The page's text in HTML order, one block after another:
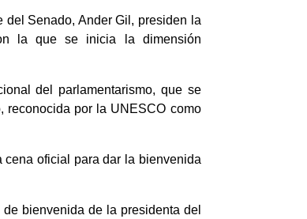
del Senado, Ander Gil, presiden la
la que se inicia la dimensión
del parlamentarismo, que se
reconocida por la UNESCO como
cena oficial para dar la bienvenida
bienvenida de la presidenta del